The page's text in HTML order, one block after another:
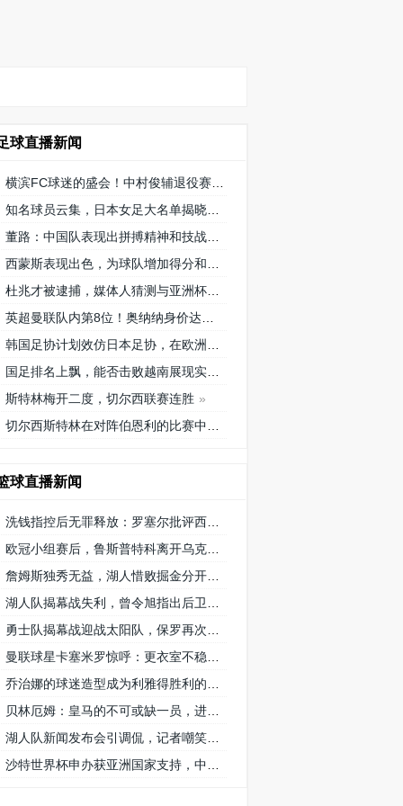
球直播新闻
横滨FC球迷的盛会！中村俊辅退役赛将在三泽球场再次相聚
知名球员云集，日本女足大名单揭晓
董路：中国队表现出拼搏精神和技战术水平，为国内青训鼓舞
西蒙斯表现出色，为球队增加得分和创造机会！
杜兆才被逮捕，媒体人猜测与亚洲杯搞黄的关系引发广泛讨论
英超曼联队内第8位！奥纳纳身价达到4000万欧元，成为喀麦隆最贵门将
韩国足协计划效仿日本足协，在欧洲设立办公室观察旅欧球员的身体情况
国足排名上飘，能否击败越南展现实力？
斯特林梅开二度，切尔西联赛连胜
切尔西斯特林在对阵伯恩利的比赛中获得 9/10 分的高分
球直播新闻
洗钱指控后无罪释放：罗塞尔批评西班牙司法系统的不公正待遇
欧冠小组赛后，鲁斯普特科离开乌克兰 矿工队前往俄罗斯，未来发展如何？
詹姆斯独秀无益，湖人惜败掘金分开赛季首秀
湖人队揭幕战失利，曾令旭指出后卫线需要适应，八村遇困难
勇士队揭幕战迎战太阳队，保罗再次创纪录延续1215场首发之路
曼联球星卡塞米罗惊呼：更衣室不稳定，球队对他要求低
乔治娜的球迷造型成为利雅得胜利的幸运符号
贝林厄姆：皇马的不可或缺一员，进球和助攻数据证明重要性
湖人队新闻发布会引调侃，记者嘲笑掘金队播音员8秒介绍首发阵容速度
沙特世界杯申办获亚洲国家支持，中国和澳大利亚的态度备受关注